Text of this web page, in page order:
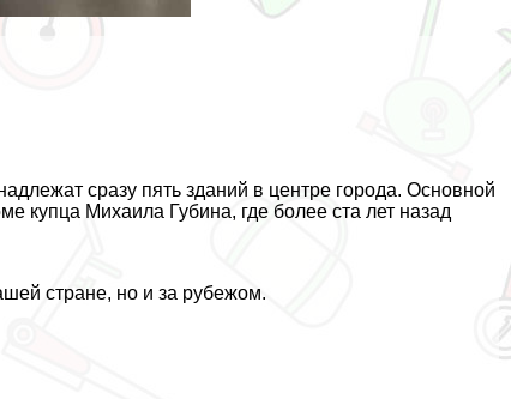
сразу пять зданий в центре города. Основной
купца Михаила Губина, где более ста лет назад
стране, но и за рубежом.